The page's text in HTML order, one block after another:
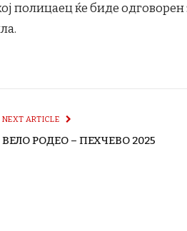
полицаец ќе биде одговорен
NEXT ARTICLE
ВЕЛО РОДЕО – ПЕХЧЕВО 2025